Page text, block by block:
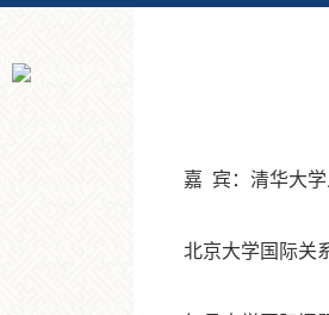
嘉 宾：清华大学
北京大学国际关